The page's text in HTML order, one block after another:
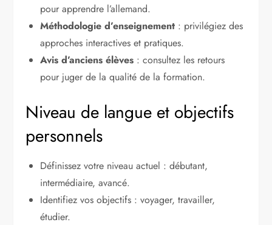
pour apprendre l’allemand.
Méthodologie d’enseignement : privilégiez des
approches interactives et pratiques.
Avis d’anciens élèves : consultez les retours
pour juger de la qualité de la formation.
Niveau de langue et objectifs
personnels
Définissez votre niveau actuel : débutant,
intermédiaire, avancé.
Identifiez vos objectifs : voyager, travailler,
étudier.